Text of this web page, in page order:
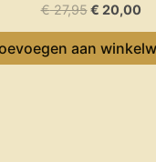
€27,95 € 20,00
aan